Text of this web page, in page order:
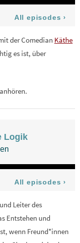
der Comedian Käthe
es ist, über
Leiter des
Entstehen und
wenn Freund*innen